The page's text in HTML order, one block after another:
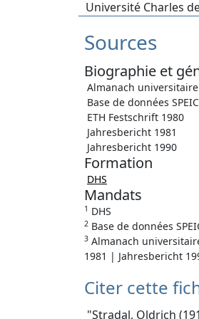
Université Charles
Sources
Biographie et
Almanach
Base de données
ETH Festschrift 1980
Jahresbericht 1981
Jahresbericht 1990
Formation
DHS
Mandats
1 DHS
2 Base de données
3 Almanach
1981 | Jahresbericht
Citer cette
"Stradal, Oldrich